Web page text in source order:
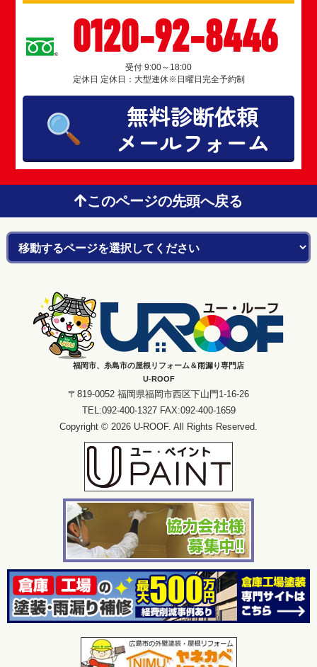
0120-92-8446
受付 9:00～18:00
定休日 定休日：大型連休※日曜日完全予約制
無料診断依頼
メールフォーム
このページの先頭へ戻る
福岡市、糸島市の屋根リフォーム＆雨漏り専門店
U-ROOF
〒819-0052 福岡県福岡市西区下山門1-16-26
TEL:092-400-1327 FAX:092-400-1659
Copyright © 2026 U-ROOF. All Rights Reserved.